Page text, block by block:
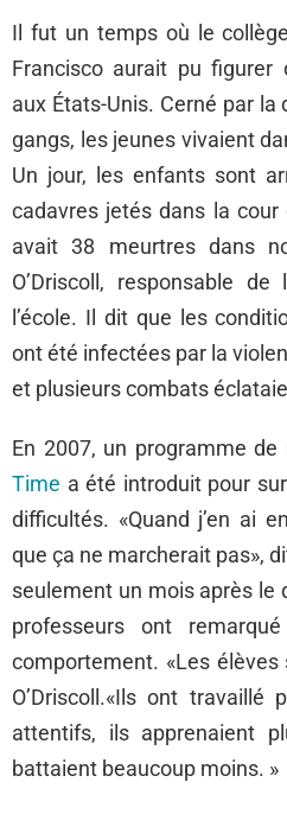
Il fut un temps où le
Francisco aurait pu figurer
aux États-Unis. Cerné par
gangs, les jeunes vivaient
Un jour, les enfants sont
cadavres jetés dans la cour
avait 38 meurtres dans
O’Driscoll, responsable de
l’école. Il dit que les
ont été infectées par la
et plusieurs combats
En 2007, un programme de
Time a été introduit pour
difficultés. «Quand j’en ai
que ça ne marcherait pas»,
seulement un mois après le
professeurs ont
comportement. «Les
O’Driscoll.«Ils ont
attentifs, ils apprenaient
battaient beaucoup moins. »